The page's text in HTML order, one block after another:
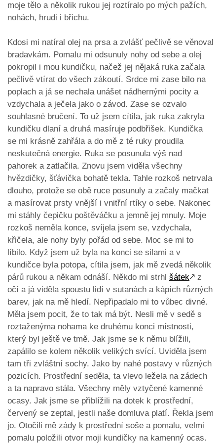
moje tělo a několik rukou jej roztíralo po mých pažích,
nohách, hrudi i břichu.
Kdosi mi natíral olej na prsa a zvlášť pečlivě se věnoval
bradavkám. Pomalu mi odsunuly nohy od sebe a olej
pokropil i mou kundičku, načež jej nějaká ruka začala
pečlivě vtírat do všech zákoutí. Srdce mi zase bilo na
poplach a já se nechala unášet nádhernými pocity a
vzdychala a ječela jako o závod. Zase se ozvalo
souhlasné bručení. To už jsem cítila, jak ruka zakryla
kundičku dlaní a druhá masíruje podbřišek. Kundička
se mi krásně zahřála a do mě z té ruky proudila
neskutečná energie. Ruka se posunula výš nad
pahorek a zatlačila. Znovu jsem viděla všechny
hvězdičky, šťávička bohatě tekla. Tahle rozkoš netrvala
dlouho, protože se obě ruce posunuly a začaly mačkat
a masírovat prsty vnější i vnitřní rtíky o sebe. Nakonec
mi stáhly čepičku poštěváčku a jemně jej mnuly. Moje
rozkoš neměla konce, svíjela jsem se, vzdychala,
křičela, ale nohy byly pořád od sebe. Moc se mi to
líbilo. Když jsem už byla na konci se silami a v
kundičce byla potopa, cítila jsem, jak mě zvedá několik
párů rukou a někam odnáší. Někdo mi strhl šátek🡕 z
očí a já viděla spoustu lidí v sutanách a kápích různých
barev, jak na mě hledí. Nepřipadalo mi to vůbec divné.
Měla jsem pocit, že to tak má být. Nesli mě v sedě s
roztaženýma nohama ke druhému konci místnosti,
který byl ještě ve tmě. Jak jsme se k němu blížili,
zapálilo se kolem několik velikých svící. Uviděla jsem
tam tři zvláštní sochy. Jako by nahé postavy v různých
pozicích. Prostřední seděla, ta vlevo ležela na zádech
a ta napravo stála. Všechny měly vztyčené kamenné
ocasy. Jak jsme se přiblížili na dotek k prostřední,
červený se zeptal, jestli naše domluva platí. Řekla jsem
jo. Otočili mě zády k prostřední soše a pomalu, velmi
pomalu položili otvor moji kundičky na kamenný ocas.